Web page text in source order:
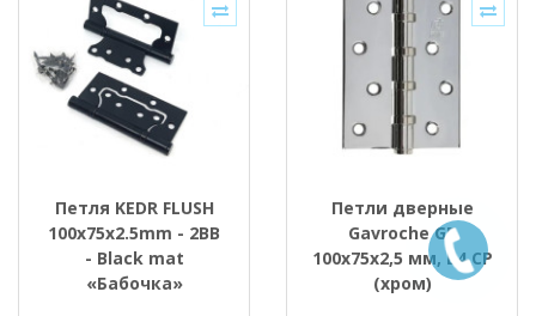
Петля KEDR FLUSH
100x75x2.5mm - 2BB
- Black mat
«Бабочка»
Петли дверные
Gavroche GR
100x75x2,5 мм, B4 CP
(хром)